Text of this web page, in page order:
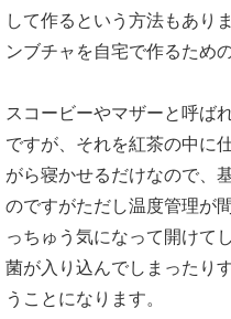
して作るという方法もあり
ンブチャを自宅で作るため
スコービーやマザーと呼ば
ですが、それを紅茶の中に
がら寝かせるだけなので、
のですがただし温度管理が
っちゅう気になって開けて
菌が入り込んでしまったり
うことになります。